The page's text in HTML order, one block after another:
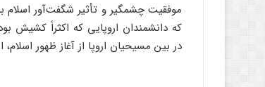
موفقیت چشمگیر و تأثیر شگفت‌آور اسلام
که دانشمندان اروپایی که اکثراً کشیش
در بین مسیحیان اروپا از آغاز ظهور